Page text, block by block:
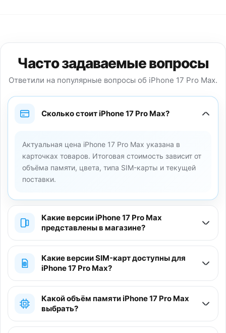
Часто задаваемые вопросы
Ответили на популярные вопросы об iPhone 17 Pro Max.
Сколько стоит iPhone 17 Pro Max?
Актуальная цена iPhone 17 Pro Max указана в
карточках товаров. Итоговая стоимость зависит от
объёма памяти, цвета, типа SIM-карты и текущей
поставки.
Какие версии iPhone 17 Pro Max
представлены в магазине?
Какие версии SIM-карт доступны для
iPhone 17 Pro Max?
Какой объём памяти iPhone 17 Pro Max
выбрать?